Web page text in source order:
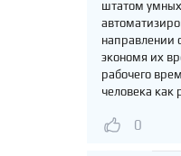
штатом
направлении
экономя их
рабочего
человека как
0